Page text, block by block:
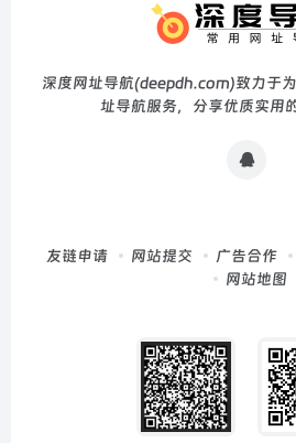
深度网址导航(deepdh.com)致力于
址导航服务，分享优质实用
友链申请 网站提交 广告合作
网站地图